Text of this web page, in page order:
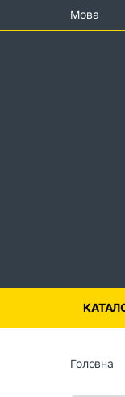
Skip to navigation
Skip to contentМова
Головна